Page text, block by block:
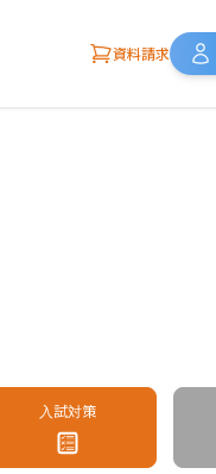
資料請求
入試対策